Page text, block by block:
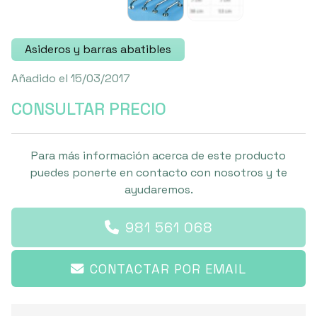
Asideros y barras abatibles
Añadido el 15/03/2017
CONSULTAR PRECIO
Para más información acerca de este producto
puedes ponerte en contacto con nosotros y te
ayudaremos.
981 561 068
CONTACTAR POR EMAIL